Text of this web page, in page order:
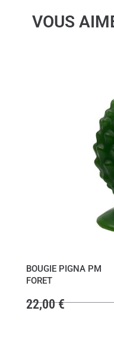
VOUS
BOUGIE PIGNA PM
FORET
22,00€